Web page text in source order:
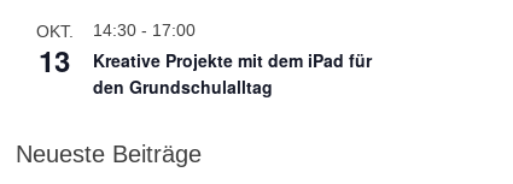
b
e
OKT.
13
14:30 - 17:00
Kreative Projekte mit dem iPad für
den Grundschulalltag
Neueste Beiträge